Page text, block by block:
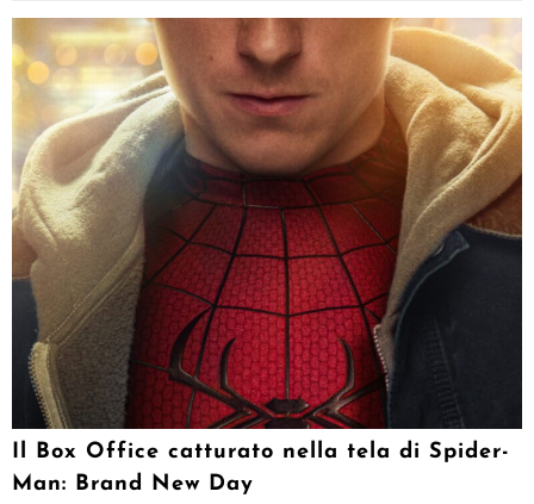
Il Box Office catturato nella tela di Spider-
Man: Brand New Day